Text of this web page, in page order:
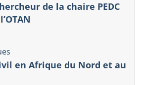
de la chaire PEDC
en Afrique du Nord et au